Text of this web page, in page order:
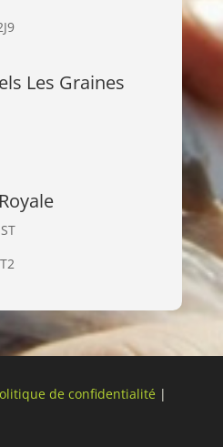
Les Graines
de confidentialité |